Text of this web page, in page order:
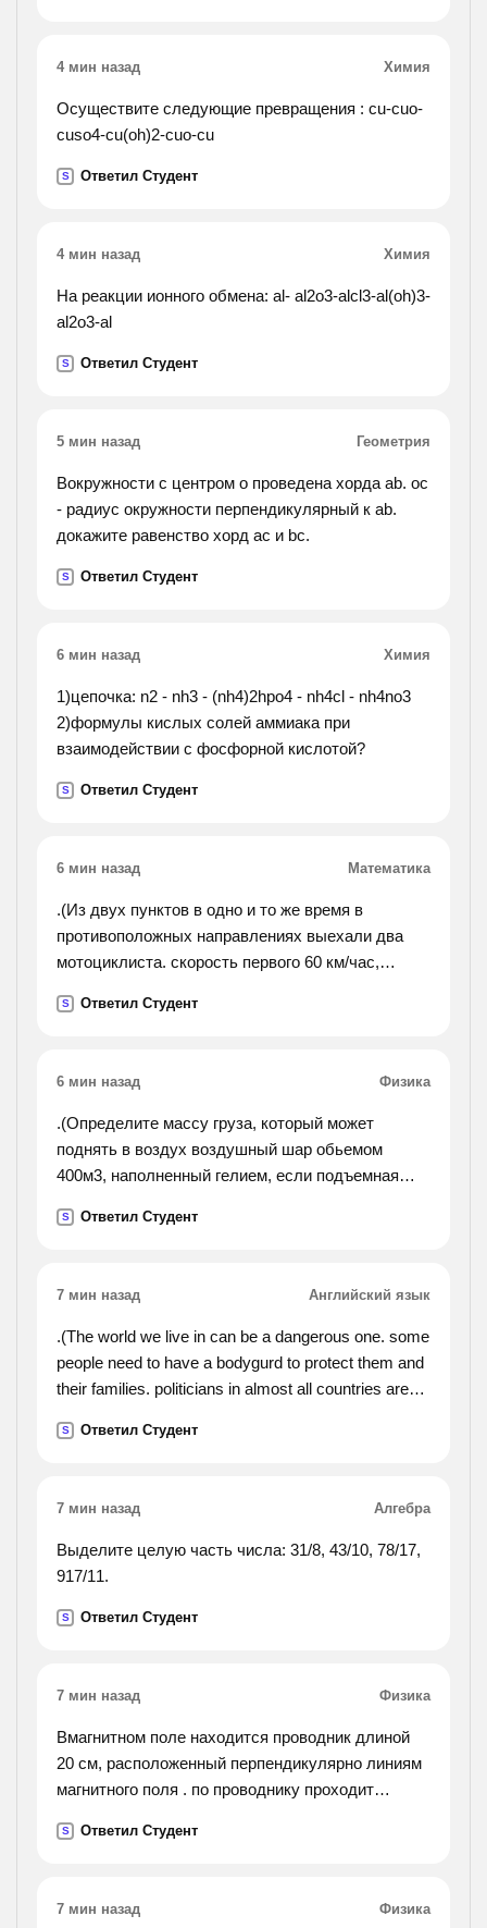
4 мин назад Химия
Осуществите следующие превращения : cu-cuo-
cuso4-cu(oh)2-cuo-cu
S Ответил Студент
4 мин назад Химия
На реакции ионного обмена: al- al2o3-alcl3-al(oh)3-
al2o3-al
S Ответил Студент
5 мин назад Геометрия
Вокружности с центром o проведена хорда ab. oc
- радиус окружности перпендикулярный к ab.
докажите равенство хорд ac и bc.
S Ответил Студент
6 мин назад Химия
1)цепочка: n2 - nh3 - (nh4)2hpo4 - nh4cl - nh4no3
2)формулы кислых солей аммиака при
взаимодействии с фосфорной кислотой?
S Ответил Студент
6 мин назад Математика
.(Из двух пунктов в одно и то же время в
противоположных направлениях выехали два
мотоциклиста. скорость первого 60 км/час,
расстояние между пунктами, если известно, что
S Ответил Студент
6 мин назад Физика
.(Определите массу груза, который может
поднять в воздух воздушный шар обьемом
400м3, наполненный гелием, если подъемная
S Ответил Студент
7 мин назад Английский язык
.(The world we live in can be a dangerous one. some
people need to have a bodygurd to protect them and
their families. politicians in almost all countries are
states never goes anywhere without secret service
dangerousjob. good bodyguards are prepared to risk
their own lives to protect their clients. some
bodyguards wear bullet-proof vests. bodyguards
situations. the bodyguards usually stay with their
S Ответил Студент
7 мин назад Алгебра
Выделите целую часть числа: 31/8, 43/10, 78/17,
917/11.
S Ответил Студент
7 мин назад Физика
Вмагнитном поле находится проводник длиной
20 см, расположенный перпендикулярно линиям
магнитного поля . по проводнику проходит
электромагнитная сила, если действующая на
S Ответил Студент
7 мин назад Физика